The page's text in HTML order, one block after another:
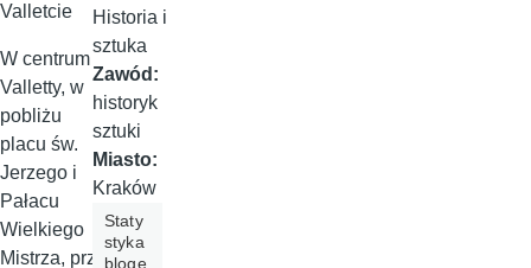
Valletcie
W centrum
Valletty, w
pobliżu
placu św.
Jerzego i
Pałacu
Wielkiego
Mistrza, przy
Historia i
sztuka
Zawód:
historyk
sztuki
Miasto:
Kraków
Staty
styka
bloge